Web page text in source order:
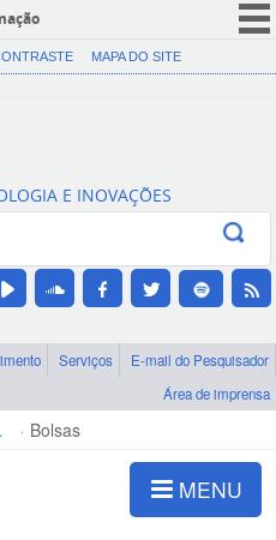
CORONAVÍRUS (COVID-19)
Canais
MAPA DO SITE
E INOVAÇÕES
Serviços
E-mail do Pesquisador
Área de imprensa
Bolsas
MENU